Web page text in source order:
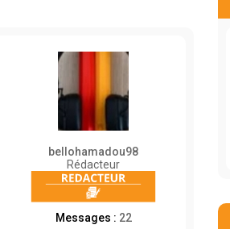
bellohamadou98
Rédacteur
Messages : 22